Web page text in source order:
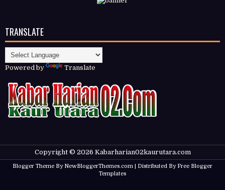
TRANSLATE
Powered by Translate
Copyright © 2026 Kabarharian02kaurutara.com
Blogger Theme By NewBloggerThemes.com | Distributed ByFree Blogger
Templates